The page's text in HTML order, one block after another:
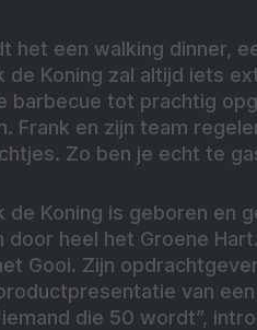
het een walking dinner,
de Koning zal altijd iets
barbecue tot prachtig
Frank en zijn team
Zo ben je echt te
de Koning is geboren en
door heel het Groene
Gooi. Zijn
van
die 50 wordt”,